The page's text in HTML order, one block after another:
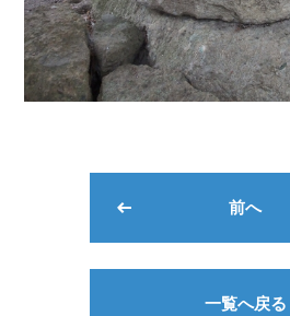
前へ
一覧へ戻る